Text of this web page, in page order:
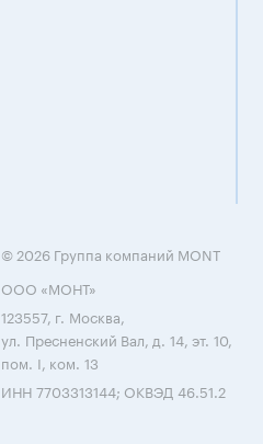
© 2026 Группа компаний MONT
ООО «МОНТ»
123557, г. Москва,
ул. Пресненский Вал, д. 14, эт. 10,
пом. I, ком. 13
ИНН 7703313144; ОКВЭД 46.51.2